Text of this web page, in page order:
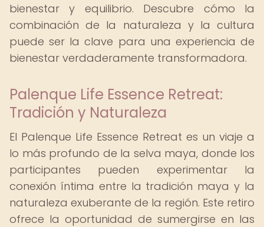
bienestar y equilibrio. Descubre cómo la
combinación de la naturaleza y la cultura
puede ser la clave para una experiencia de
bienestar verdaderamente transformadora.
Palenque Life Essence Retreat:
Tradición y Naturaleza
El Palenque Life Essence Retreat es un viaje a
lo más profundo de la selva maya, donde los
participantes pueden experimentar la
conexión íntima entre la tradición maya y la
naturaleza exuberante de la región. Este retiro
ofrece la oportunidad de sumergirse en las